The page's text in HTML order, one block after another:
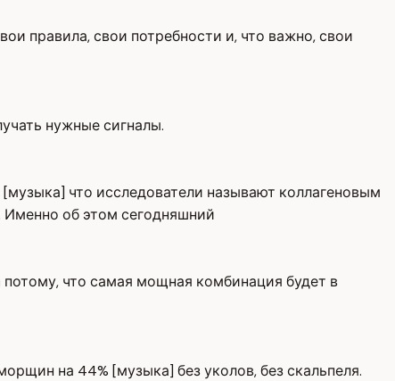
правила, свои потребности и, что важно, свои
нужные сигналы.
что исследователи называют коллагеновым
об этом сегодняшний
что самая мощная комбинация будет в
на 44% [музыка] без уколов, без скальпеля.